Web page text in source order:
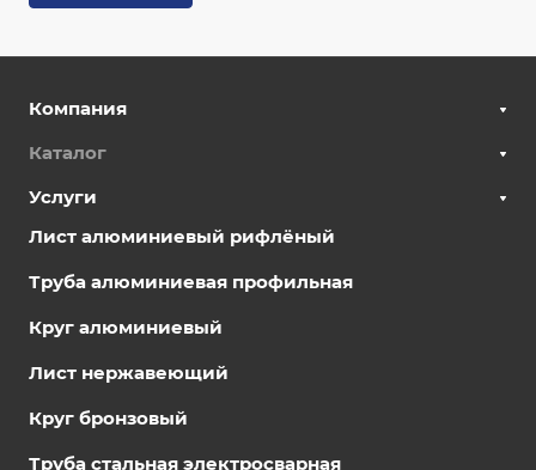
Компания
Каталог
Услуги
Лист алюминиевый рифлёный
Труба алюминиевая профильная
Круг алюминиевый
Лист нержавеющий
Круг бронзовый
Труба стальная электросварная